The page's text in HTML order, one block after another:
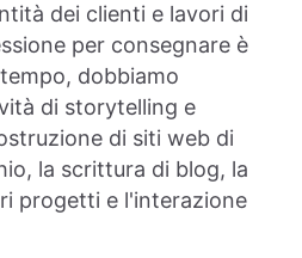
dei clienti e lavori di
per consegnare è
dobbiamo
di storytelling e
di siti web di
la scrittura di blog, la
progetti e l'interazione